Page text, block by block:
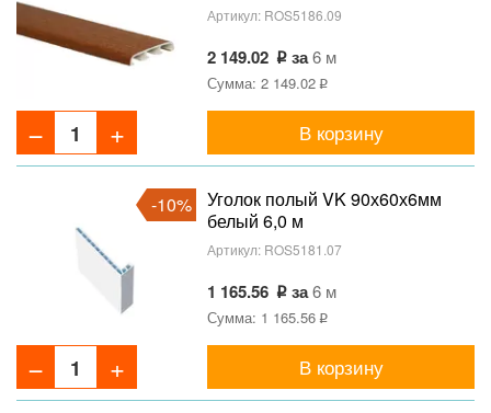
Артикул: ROS5186.09
2 149.02 за6 м
Сумма: 2 149.02
В корзину
-10%
Уголок полый VK 90х60х6мм
белый 6,0 м
Артикул: ROS5181.07
1 165.56 за6 м
Сумма: 1 165.56
В корзину